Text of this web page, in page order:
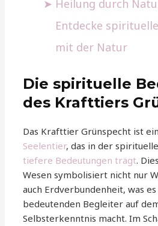
Heilung durch
Entdecke
mit der Natur
Die spirituelle
des Krafttiers
Das Krafttier Grünspecht ist
Seelentier, das in der
tiefere Bedeutungen trägt.
Wesen symbolisiert nicht nur
auch Erdverbundenheit, was
bedeutenden Begleiter auf
Selbsterkenntnis macht. Im